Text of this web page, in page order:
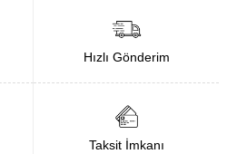
Hızlı Gönderim
Taksit İmkanı